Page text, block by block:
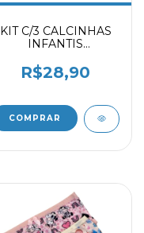
KIT C/3 CALCINHAS
INFANTIS
2070903
R$28,90
COMPRAR